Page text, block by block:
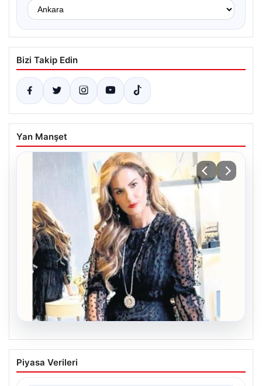
Bizi Takip Edin
Yan Manşet
Bavulun ortak paydası kitap
Çocukluğundan bu yana aynı anda birkaç kitap
Piyasa Verileri